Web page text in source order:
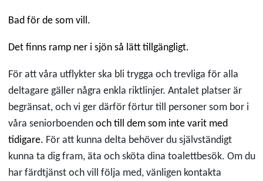
Bad för de som vill.
Det finns ramp ner i sjön så lätt tillgängligt.
För att våra utflykter ska bli trygga och trevliga för alla
deltagare gäller några enkla riktlinjer. Antalet platser är
begränsat, och vi ger därför förtur till personer som bor i
våra seniorboenden och till dem som inte varit med
tidigare. För att kunna delta behöver du självständigt
kunna ta dig fram, äta och sköta dina toalettbesök. Om du
har färdtjänst och vill följa med, vänligen kontakta